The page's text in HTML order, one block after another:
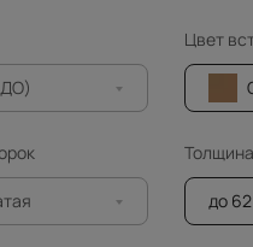
Цвет
до